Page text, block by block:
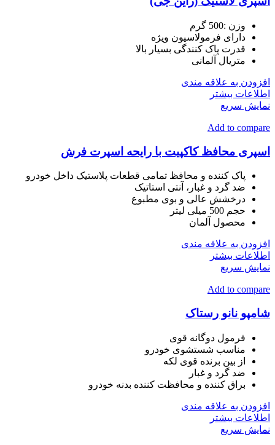
وزن :500 گرم
دارای فرمولاسیون ویژه
قدرت پاک کنندگی بسیار بالا
متریال آلمانی
افزودن به علاقه مندی
اطلاعات بیشتر
نمایش سریع
Add to compare
اسپری محافظ کاکپیت با رایحه اسپرت فرش
پاک کننده و محافظ تمامی قطعات پلاستیک داخل خودرو
ضد گرد و غبار، آنتی استاتیک
درخشش عالی و بوی مطبوع
حجم 500 میلی لیتر
محصول آلمان
افزودن به علاقه مندی
اطلاعات بیشتر
نمایش سریع
Add to compare
شامپو نانو رستاک
فرمول دوگانه قوی
مناسب شستشوی خودرو
از بین برنده قوی لکه
ضد گرد و غبار
براق کننده و محافظت کننده بدنه خودرو
افزودن به علاقه مندی
اطلاعات بیشتر
نمایش سریع